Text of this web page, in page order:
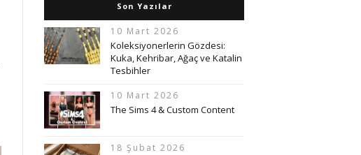
Son Yazılar
10 Mart 2026
Koleksiyonerlerin Gözdesi:
Kuka, Kehribar, Ağaç ve Katalin
Tesbihler
10 Mart 2026
The Sims 4 & Custom Content
18 Şubat 2026